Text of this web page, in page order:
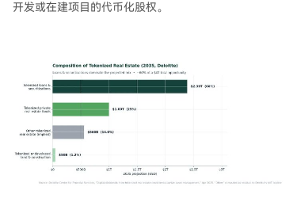
开发或在建项目的代币化股权。